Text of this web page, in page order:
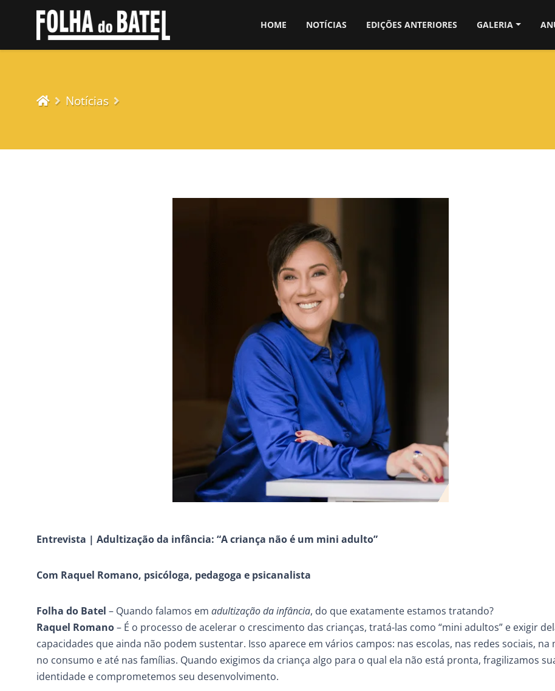
HOME NOTÍCIAS EDIÇÕES ANTERIORES GALERIA
Notícias
Entrevista | Adultização da infância: “A criança não é um mini adulto”
Com Raquel Romano, psicóloga, pedagoga e psicanalista
Folha do Batel – Quando falamos em adultização da infância, do que exatamente estamos tratando?
Raquel Romano– É o processo de acelerar o crescimento das crianças, tratá-las como “mini adultos” e exigir
capacidades que ainda não podem sustentar. Isso aparece em vários campos: nas escolas, nas redes sociais, na
no consumo e até nas famílias. Quando exigimos da criança algo para o qual ela não está pronta, fragilizamos
identidade e comprometemos seu desenvolvimento.